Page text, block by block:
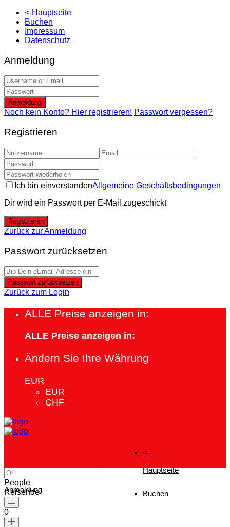
<-Hauptseite
Buchen
Impressum
Datenschutz
Anmeldung
Anmeldung
Noch kein Konto? Hier registrieren! Passwort vergessen?
Registrieren
Ich bin einverstandenAllgemeine Geschäftsbedingungen
Dir wird ein Passwort per E-Mail zugeschickt
Registrieren
Zurück zur Anmeldung
Passwort zurücksetzen
Passwort zurücksetzen
Zurück zum Login
ALLE Preise anzeigen in:
ALLE Preise anzeigen in:
Ändern Sie Ihre Währung
EUR
EUR
CHF
<-
Hauptseite
Buchen
Anmeldung
People
Reisende
0